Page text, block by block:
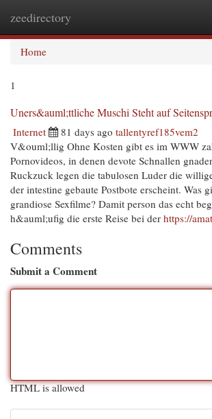
zeedirectory
Home
1
Uners&auml;ttliche Muschi Steht auf
Internet 81 days ago tallentyref185vem2
V&ouml;llig Ohne Kosten gibt es im WWW
Pornovideos, in denen devote Schnallen
Ruckzuck legen die tabulosen Luder die
der intestine gebaute Postbote erscheint. Was
grandiose Sexfilme? Damit person das echt
h&auml;ufig die erste Reise bei der https://
Comments
Submit a Comment
HTML is allowed